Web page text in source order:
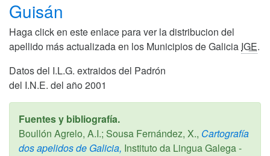
Guisán
Haga click en este enlace para ver la distribucion del
apellido más actualizada en los Municipios de Galicia IGE.
Datos del I.L.G. extraidos del Padrón
del I.N.E. del año 2001
Fuentes y bibliografía.
Boullón Agrelo, A.I.; Sousa Fernández, X., Cartografía
dos apelidos de Galicia, Instituto da Lingua Galega -